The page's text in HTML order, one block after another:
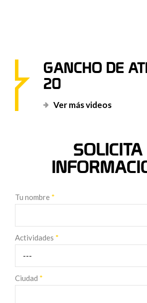
GANCHO DE
20
Ver más videos
SOLICITA
Tu nombre *
Actividades *
Ciudad *